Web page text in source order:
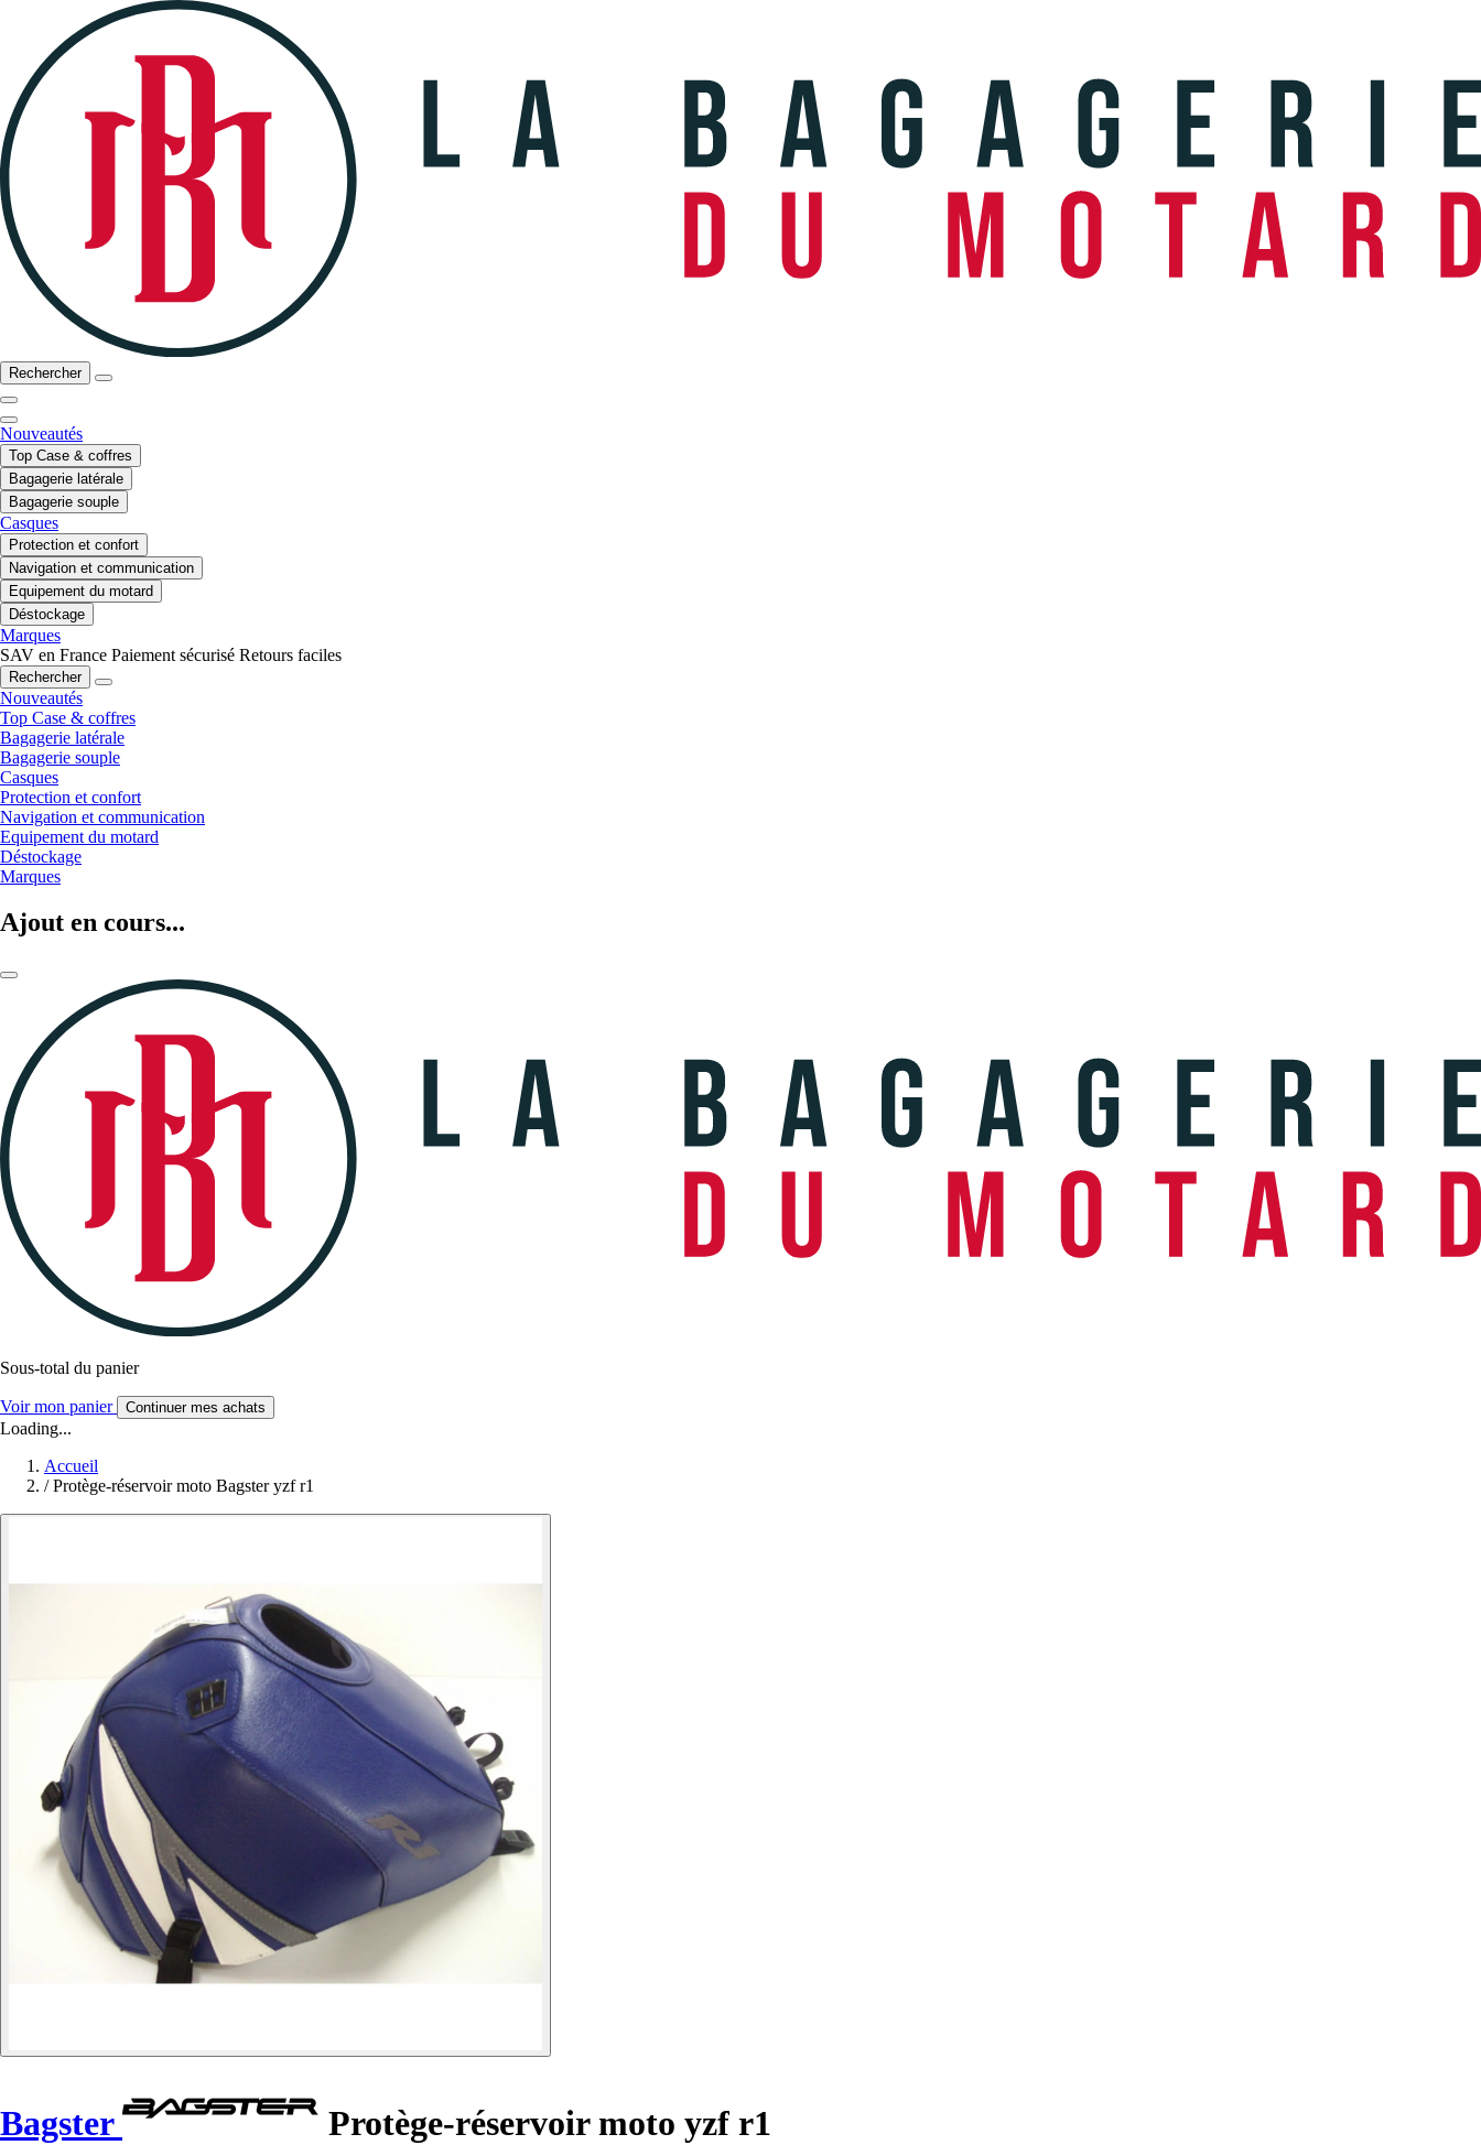
Rechercher
Nouveautés
Top Case & coffres
Bagagerie latérale
Bagagerie souple
Casques
Protection et confort
Navigation et communication
Equipement du motard
Déstockage
Marques
SAV en France Paiement sécurisé Retours faciles
Rechercher
Nouveautés
Top Case & coffres
Bagagerie latérale
Bagagerie souple
Casques
Protection et confort
Navigation et communication
Equipement du motard
Déstockage
Marques
Ajout en cours...
Sous-total du panier
Voir mon panier Continuer mes achats
Loading...
Accueil
/ Protège-réservoir moto Bagster yzf r1
Bagster Protège-réservoir moto yzf r1